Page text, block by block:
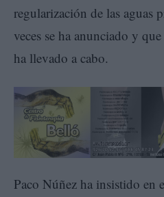
regularización de las aguas
veces se ha anunciado y
ha llevado a cabo.
Paco Núñez ha insistido en